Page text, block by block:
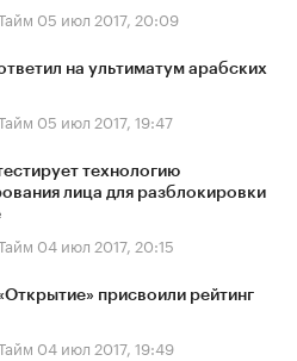
05 июл 2017, 20:09
на ультиматум арабских
05 июл 2017, 19:47
технологию
лица для разблокировки
04 июл 2017, 20:15
присвоили рейтинг
04 июл 2017, 19:49